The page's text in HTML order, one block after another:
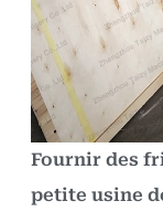
Fournir des
petite usine